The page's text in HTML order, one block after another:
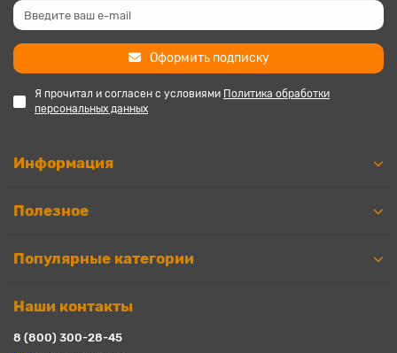
Оформить подписку
Я прочитал и согласен с условиями Политика обработки
персональных данных
Информация
Полезное
Популярные категории
Наши контакты
8 (800) 300-28-45